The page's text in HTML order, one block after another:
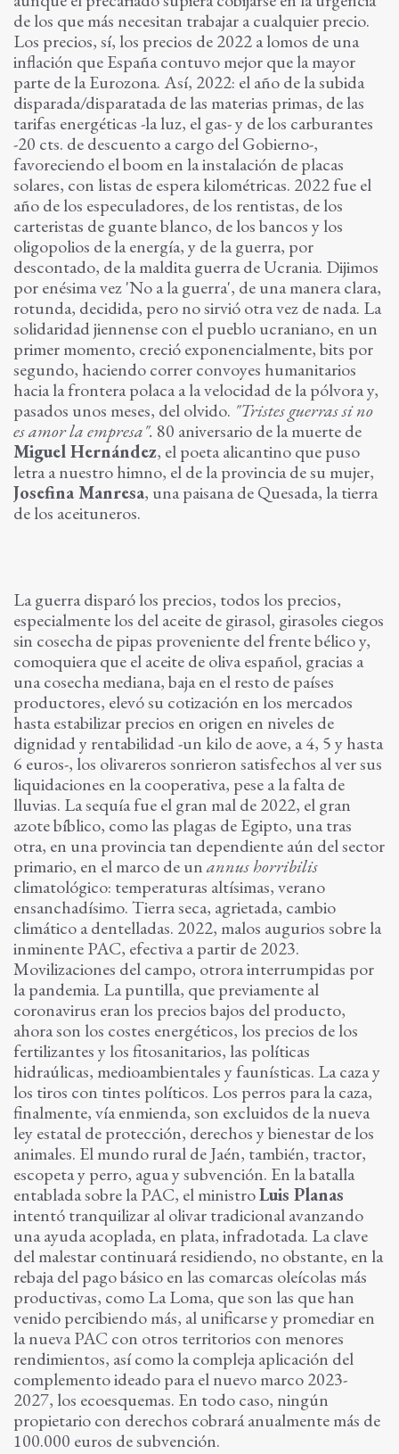
de los que más necesitan trabajar a cualquier precio.
Los precios, sí, los precios de 2022 a lomos de una
inflación que España contuvo mejor que la mayor
parte de la Eurozona. Así, 2022: el año de la subida
disparada/disparatada de las materias primas, de las
tarifas energéticas -la luz, el gas- y de los carburantes
-20 cts. de descuento a cargo del Gobierno-,
favoreciendo el boom en la instalación de placas
solares, con listas de espera kilométricas. 2022 fue el
año de los especuladores, de los rentistas, de los
carteristas de guante blanco, de los bancos y los
oligopolios de la energía, y de la guerra, por
descontado, de la maldita guerra de Ucrania. Dijimos
por enésima vez 'No a la guerra', de una manera clara,
rotunda, decidida, pero no sirvió otra vez de nada. La
solidaridad jiennense con el pueblo ucraniano, en un
primer momento, creció exponencialmente, bits por
segundo, haciendo correr convoyes humanitarios
hacia la frontera polaca a la velocidad de la pólvora y,
pasados unos meses, del olvido. "Tristes guerras si no
es amor la empresa". 80 aniversario de la muerte de
Miguel Hernández, el poeta alicantino que puso
letra a nuestro himno, el de la provincia de su mujer,
Josefina Manresa, una paisana de Quesada, la tierra
de los aceituneros.
La guerra disparó los precios, todos los precios,
especialmente los del aceite de girasol, girasoles ciegos
sin cosecha de pipas proveniente del frente bélico y,
comoquiera que el aceite de oliva español, gracias a
una cosecha mediana, baja en el resto de países
productores, elevó su cotización en los mercados
hasta estabilizar precios en origen en niveles de
dignidad y rentabilidad -un kilo de aove, a 4, 5 y hasta
6 euros-, los olivareros sonrieron satisfechos al ver sus
liquidaciones en la cooperativa, pese a la falta de
lluvias. La sequía fue el gran mal de 2022, el gran
azote bíblico, como las plagas de Egipto, una tras
otra, en una provincia tan dependiente aún del sector
primario, en el marco de unannus horribilis
climatológico: temperaturas altísimas, verano
ensanchadísimo. Tierra seca, agrietada, cambio
climático a dentelladas. 2022, malos augurios sobre la
inminente PAC, efectiva a partir de 2023.
Movilizaciones del campo, otrora interrumpidas por
la pandemia. La puntilla, que previamente al
coronavirus eran los precios bajos del producto,
ahora son los costes energéticos, los precios de los
fertilizantes y los fitosanitarios, las políticas
hidraúlicas, medioambientales y faunísticas. La caza y
los tiros con tintes políticos. Los perros para la caza,
finalmente, vía enmienda, son excluidos de la nueva
ley estatal de protección, derechos y bienestar de los
animales. El mundo rural de Jaén, también, tractor,
escopeta y perro, agua y subvención. En la batalla
entablada sobre la PAC, el ministroLuis Planas
intentó tranquilizar al olivar tradicional avanzando
una ayuda acoplada, en plata, infradotada. La clave
del malestar continuará residiendo, no obstante, en la
rebaja del pago básico en las comarcas oleícolas más
productivas, como La Loma, que son las que han
venido percibiendo más, al unificarse y promediar en
la nueva PAC con otros territorios con menores
rendimientos, así como la compleja aplicación del
complemento ideado para el nuevo marco 2023-
2027, los ecoesquemas. En todo caso, ningún
propietario con derechos cobrará anualmente más de
100.000 euros de subvención.